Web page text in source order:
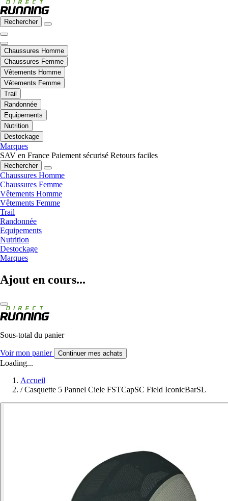
Rechercher
Chaussures Homme
Chaussures Femme
Vêtements Homme
Vêtements Femme
Trail
Randonnée
Equipements
Nutrition
Destockage
Marques
SAV en France Paiement sécurisé Retours faciles
Rechercher
Chaussures Homme
Chaussures Femme
Vêtements Homme
Vêtements Femme
Trail
Randonnée
Equipements
Nutrition
Destockage
Marques
Ajout en cours...
Sous-total du panier
Voir mon panier Continuer mes achats
Loading...
Accueil
/ Casquette 5 Pannel Ciele FSTCapSC Field IconicBarSL